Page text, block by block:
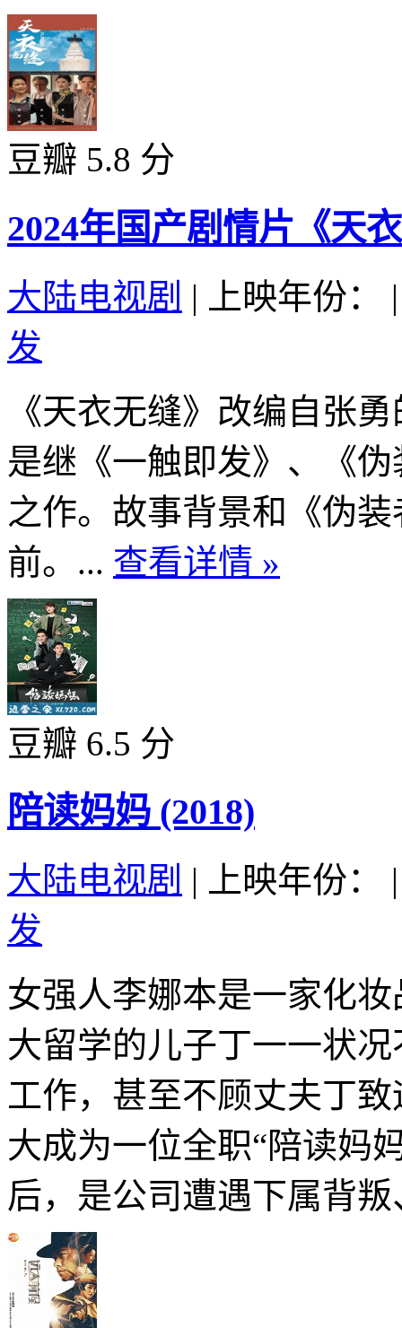
豆瓣 5.8 分
2024年国产剧情片《天
大陆电视剧 | 上映年份：
|
发
《天衣无缝》改编自张
是继《一触即发》、《
之作。故事背景和《伪
前。... 查看详情 »
豆瓣 6.5 分
陪读妈妈 (2018)
大陆电视剧 | 上映年份：
|
发
女强人李娜本是一家化
大留学的儿子丁一一状
工作，甚至不顾丈夫丁
大成为一位全职“陪读妈
后，是公司遭遇下属背